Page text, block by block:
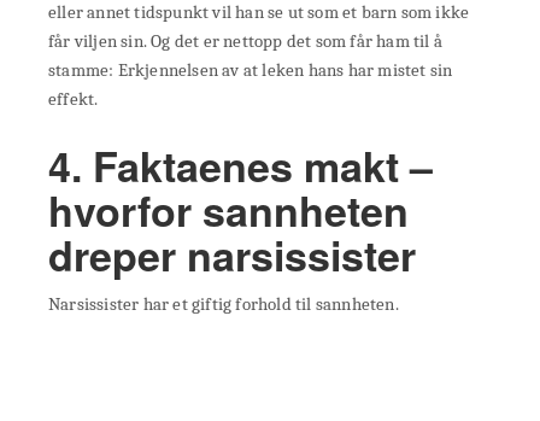
eller annet tidspunkt vil han se ut som et barn som ikke
får viljen sin. Og det er nettopp det som får ham til å
stamme: Erkjennelsen av at leken hans har mistet sin
effekt.
4. Faktaenes makt –
hvorfor sannheten
dreper narsissister
Narsissister har et giftig forhold til sannheten.